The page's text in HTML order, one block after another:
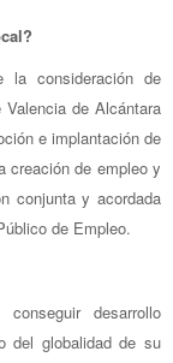
la consideración de
de Alcántara
e implantación de
creación de empleo y
conjunta y acordada
de Empleo.
desarrollo
del globalidad de su